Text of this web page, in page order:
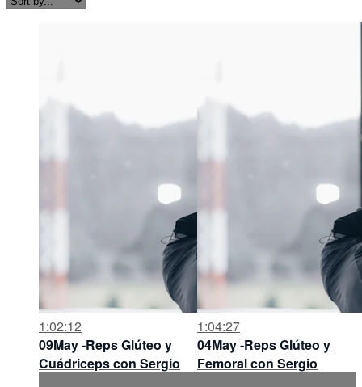
1:02:12
09May -Reps Glúteo y
Cuádriceps con Sergio
1:04:27
04May -Reps Glúteo y
Femoral con Sergio